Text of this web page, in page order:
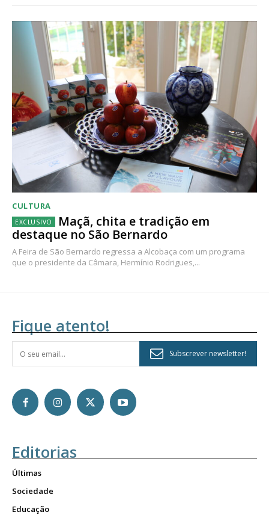
CULTURA
Maçã, chita e tradição em
destaque no São Bernardo
A Feira de São Bernardo regressa a Alcobaça com um programa
que o presidente da Câmara, Hermínio Rodrigues,...
Fique atento!
Subscrever newsletter!
Editorias
Últimas
Sociedade
Educação